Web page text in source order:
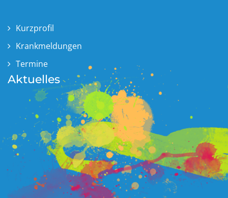
Kurzprofil
Krankmeldungen
Termine
Aktuelles